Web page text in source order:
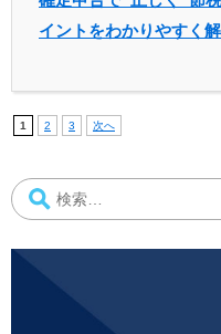
イントをわかりやすく
1 2 3 次へ
検
索: